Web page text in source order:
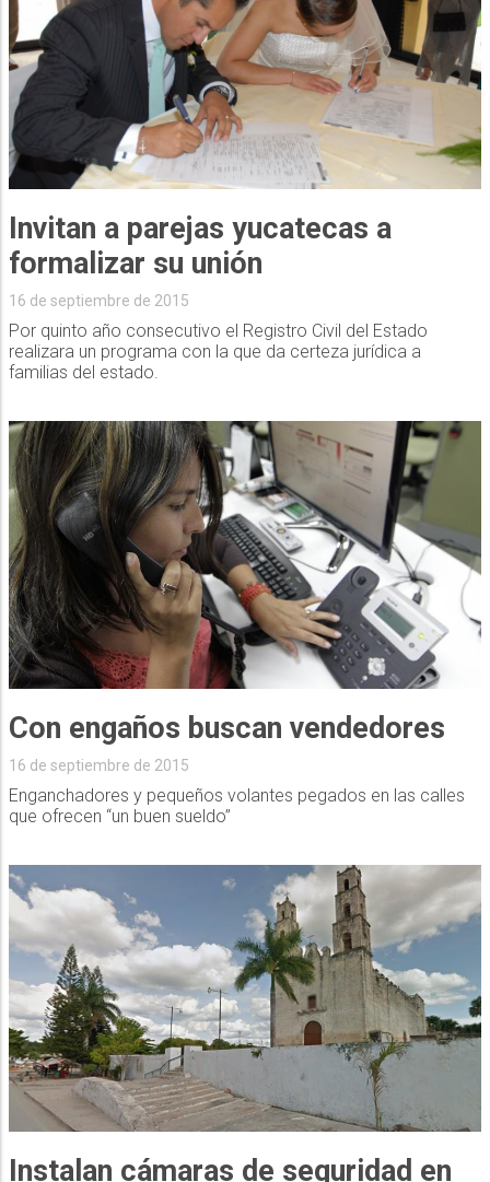
Invitan a parejas yucatecas a
formalizar su unión
16 de septiembre de 2015
Por quinto año consecutivo el Registro Civil del Estado
realizara un programa con la que da certeza jurídica a
familias del estado.
Con engaños buscan vendedores
16 de septiembre de 2015
Enganchadores y pequeños volantes pegados en las calles
que ofrecen “un buen sueldo”
Instalan cámaras de seguridad en